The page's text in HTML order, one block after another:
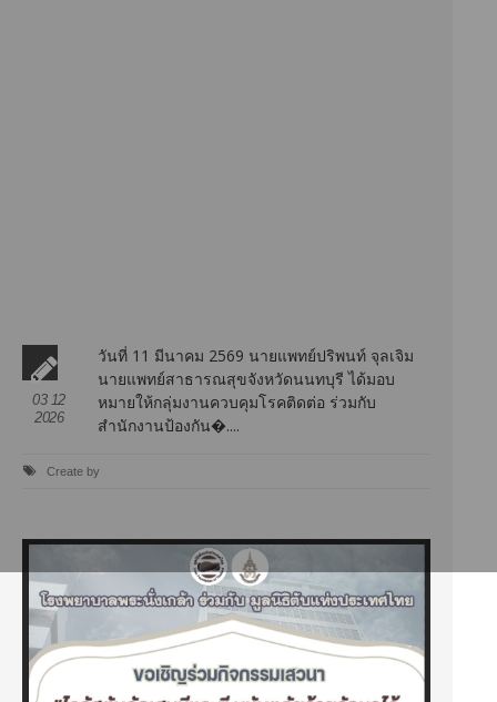
03 12
2026
วันที่ 11 มีนาคม 2569 นายแพทย์ปริพนท์ จุลเจิม
นายแพทย์สาธารณสุขจังหวัดนนทบุรี ได้มอบ
หมายให้กลุ่มงานควบคุมโรคติดต่อ ร่วมกับ
สำนักงานป้องกัน�....
Create by